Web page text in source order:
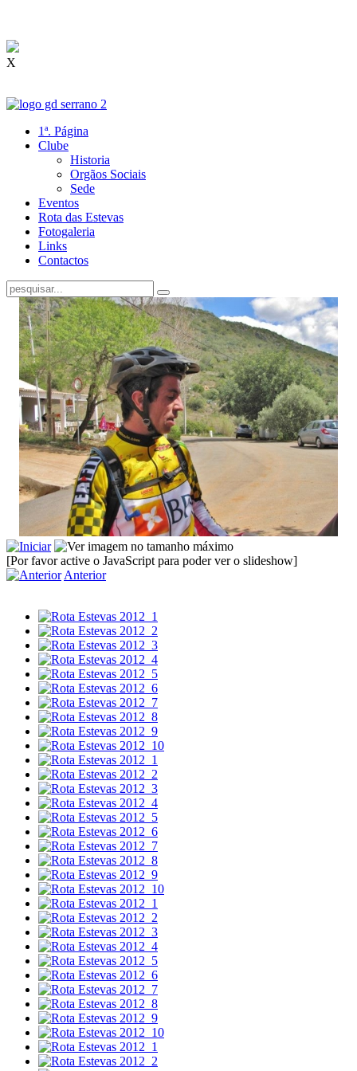
X
1ª. Página
Clube
Historia
Orgãos Sociais
Sede
Eventos
Rota das Estevas
Fotogaleria
Links
Contactos
[Por favor active o JavaScript para poder ver o slideshow]
Anterior